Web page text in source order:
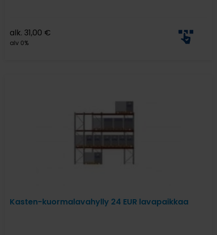
alk. 31,00 €
alv 0%
Kasten-kuormalavahylly 24 EUR lavapaikkaa